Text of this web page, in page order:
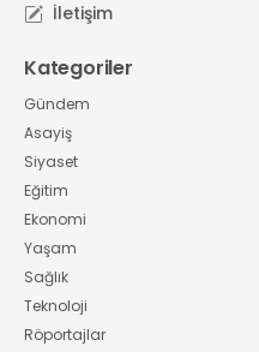
İletişim
Kategoriler
Gündem
Asayiş
Siyaset
Eğitim
Ekonomi
Yaşam
Sağlık
Teknoloji
Röportajlar